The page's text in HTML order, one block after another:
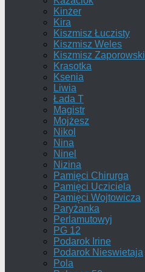
Kinżer
Kira
Kiszmisz Łuczisty
Kiszmisz Weles
Kiszmisz Zaporowski
Krasotka
Ksenia
Liwia
Łada T
Magistr
Mojżesz
Nikol
Nina
Ninel
Nizina
Pamięci Chirurga
Pamięci Ucziciela
Pamięci Wojtowicza
Paryżanka
Perlamutowyj
PG 12
Podarok Irine
Podarok Nieswietaja
Pola